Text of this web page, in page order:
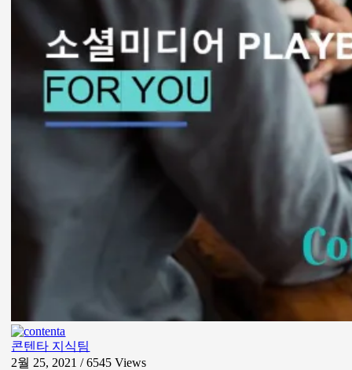
콘텐타 지식팀
2월 25, 2021 / 6545Views